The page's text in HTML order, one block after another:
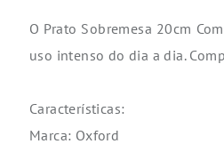
O Prato Sobremesa 20cm
uso intenso do dia a dia.
Características:
Marca: Oxford